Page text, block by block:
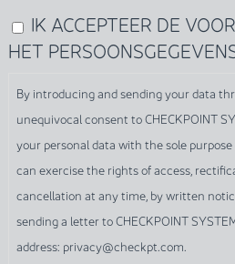
By
introducing
sending
your
data
through
this
form,
you
IK ACCEPTEER DE
HET
By introducing and sending your data
unequivocal consent to CHECKPOINT
your personal data with the sole
can exercise the rights of access,
cancellation at any time, by written
sending a letter to CHECKPOINT
address: privacy@checkpt.com.